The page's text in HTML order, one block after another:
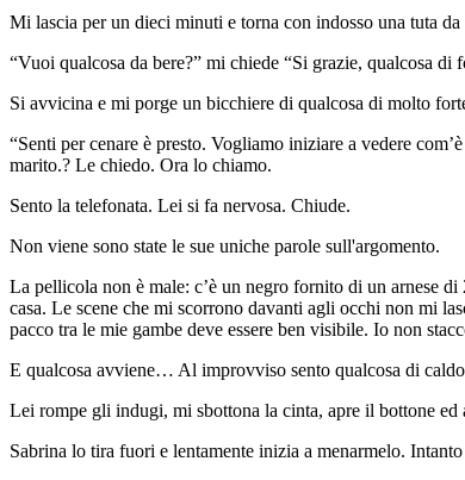
Mi lascia per un dieci minuti e torna con indosso una tuta da
“Vuoi qualcosa da bere?” mi chiede “Si grazie, qualcosa di
Si avvicina e mi porge un bicchiere di qualcosa di molto
“Senti per cenare è presto. Vogliamo iniziare a vedere
marito.? Le chiedo. Ora lo chiamo.
Sento la telefonata. Lei si fa nervosa. Chiude.
Non viene sono state le sue uniche parole sull'argomento.
La pellicola non è male: c’è un negro fornito di un arnese
casa. Le scene che mi scorrono davanti agli occhi non mi
pacco tra le mie gambe deve essere ben visibile. Io non
E qualcosa avviene… Al improvviso sento qualcosa di
Lei rompe gli indugi, mi sbottona la cinta, apre il bottone
Sabrina lo tira fuori e lentamente inizia a menarmelo.